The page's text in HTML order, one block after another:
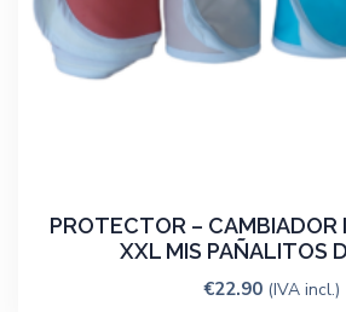
PROTECTOR – CAMBIADOR
XXL MIS PAÑALITOS
€22.90 (IVA incl.)